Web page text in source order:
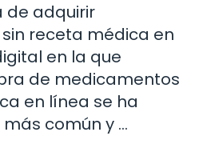
de adquirir
receta médica en
en la que
de medicamentos
en línea se ha
común y …